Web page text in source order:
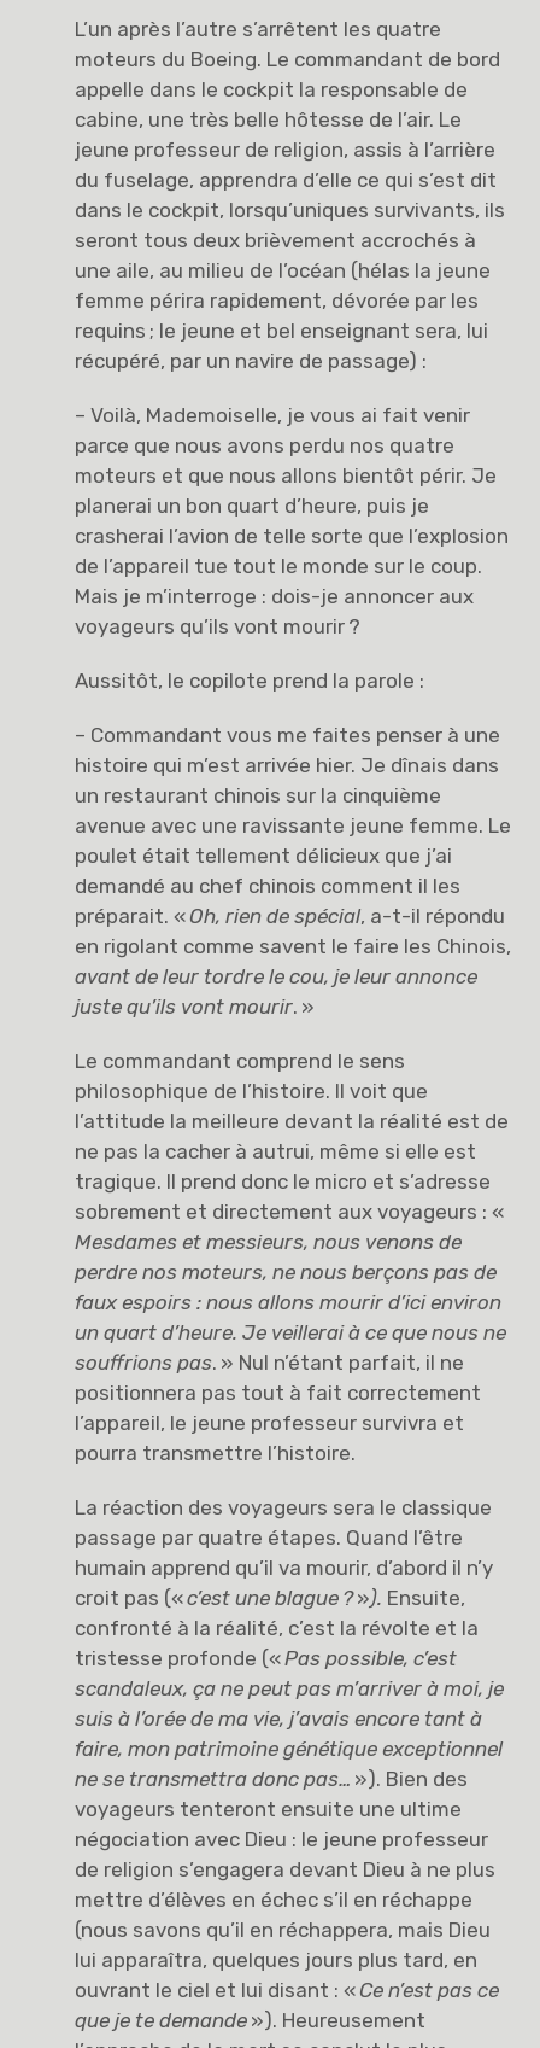
L’un après l’autre s’arrêtent les quatre
moteurs du Boeing. Le commandant de bord
appelle dans le cockpit la responsable de
cabine, une très belle hôtesse de l’air. Le
jeune professeur de religion, assis à l’arrière
du fuselage, apprendra d’elle ce qui s’est dit
dans le cockpit, lorsqu’uniques survivants, ils
seront tous deux brièvement accrochés à
une aile, au milieu de l’océan (hélas la jeune
femme périra rapidement, dévorée par les
requins ; le jeune et bel enseignant sera, lui
récupéré, par un navire de passage) :
– Voilà, Mademoiselle, je vous ai fait venir
parce que nous avons perdu nos quatre
moteurs et que nous allons bientôt périr. Je
planerai un bon quart d’heure, puis je
crasherai l’avion de telle sorte que l’explosion
de l’appareil tue tout le monde sur le coup.
Mais je m’interroge : dois-je annoncer aux
voyageurs qu’ils vont mourir ?
Aussitôt, le copilote prend la parole :
– Commandant vous me faites penser à une
histoire qui m’est arrivée hier. Je dînais dans
un restaurant chinois sur la cinquième
avenue avec une ravissante jeune femme. Le
poulet était tellement délicieux que j’ai
demandé au chef chinois comment il les
préparait. « Oh, rien de spécial, a-t-il répondu
en rigolant comme savent le faire les Chinois,
avant de leur tordre le cou, je leur annonce
juste qu’ils vont mourir. »
Le commandant comprend le sens
philosophique de l’histoire. Il voit que
l’attitude la meilleure devant la réalité est de
ne pas la cacher à autrui, même si elle est
tragique. Il prend donc le micro et s’adresse
sobrement et directement aux voyageurs : «
Mesdames et messieurs, nous venons de
perdre nos moteurs, ne nous berçons pas de
faux espoirs : nous allons mourir d’ici environ
un quart d’heure. Je veillerai à ce que nous ne
souffrions pas. » Nul n’étant parfait, il ne
positionnera pas tout à fait correctement
l’appareil, le jeune professeur survivra et
pourra transmettre l’histoire.
La réaction des voyageurs sera le classique
passage par quatre étapes. Quand l’être
humain apprend qu’il va mourir, d’abord il n’y
croit pas («c’est une blague ?»). Ensuite,
confronté à la réalité, c’est la révolte et la
tristesse profonde («Pas possible, c’est
scandaleux, ça ne peut pas m’arriver à moi, je
suis à l’orée de ma vie, j’avais encore tant à
faire, mon patrimoine génétique exceptionnel
ne se transmettra donc pas… »). Bien des
voyageurs tenteront ensuite une ultime
négociation avec Dieu : le jeune professeur
de religion s’engagera devant Dieu à ne plus
mettre d’élèves en échec s’il en réchappe
(nous savons qu’il en réchappera, mais Dieu
lui apparaîtra, quelques jours plus tard, en
ouvrant le ciel et lui disant : « Ce n’est pas ce
que je te demande »). Heureusement